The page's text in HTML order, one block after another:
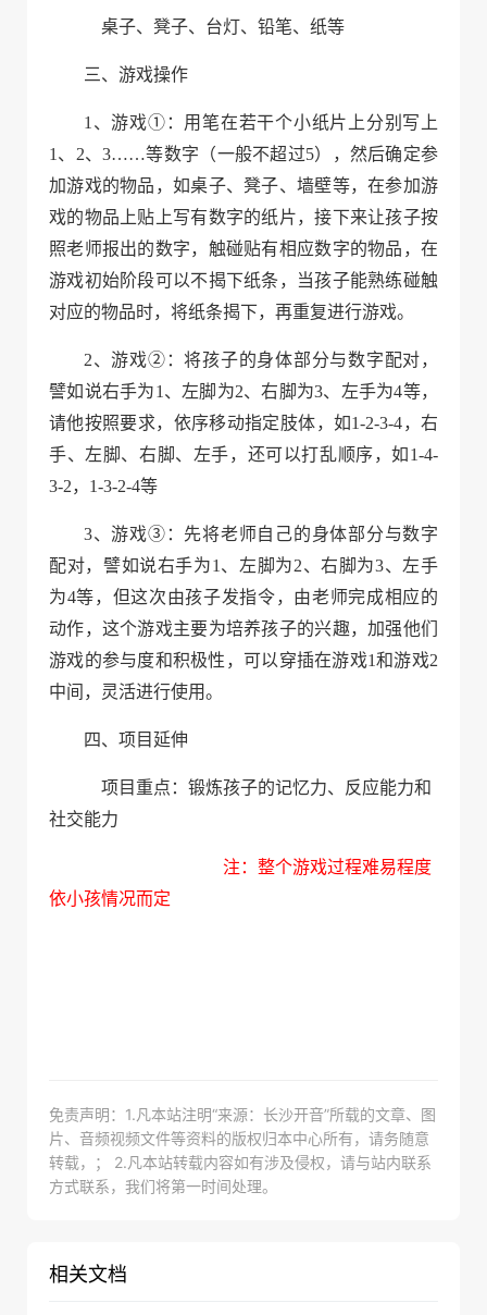
桌子、凳子、台灯、铅笔、纸等
三、 游戏操作
1、游戏① ：用笔在若干个小纸片上分别写上
1、2、3……等数字（一般不超过5），然后确定参
加游戏的物品，如桌子、凳子、墙壁等，在参加游
戏的物品上贴上写有数字的纸片，接下来让孩子按
照老师报出的数字，触碰贴有相应数字的物品，在
游戏初始阶段可以不揭下纸条，当孩子能熟练碰触
对应的物品时，将纸条揭下，再重复进行游戏。
2、游戏② ：将孩子的身体部分与数字配对，
譬如说右手为1、左脚为2、右脚为3、左手为4等，
请他按照要求，依序移动指定肢体，如1-2-3-4，右
手、左脚、右脚、左手，还可以打乱顺序，如1-4-
3-2，1-3-2-4等
3、游戏③ ：先将老师自己的身体部分与数字
配对，譬如说右手为1、左脚为2、右脚为3、左手
为4等，但这次由孩子发指令，由老师完成相应的
动作，这个游戏主要为培养孩子的兴趣，加强他们
游戏的参与度和积极性，可以穿插在游戏1和游戏2
中间，灵活进行使用。
四、 项目延伸
项目重点：锻炼孩子的记忆力、反应能力和
社交能力
注：整个游戏过程难易程度
依小孩情况而定
免责声明：1.凡本站注明“来源：长沙开音”所载的文章、图
片、音频视频文件等资料的版权归本中心所有，请务随意
转载，； 2.凡本站转载内容如有涉及侵权，请与站内联系
方式联系，我们将第一时间处理。
相关文档